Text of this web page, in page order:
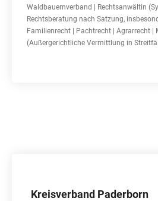
Waldbauernverband | Rechtsanwältin
Rechtsberatung nach Satzung,
Familienrecht | Pachtrecht | Agrarrecht |
(Außergerichtliche Vermittlung in
Kreisverband Paderborn